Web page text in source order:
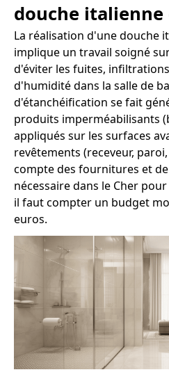
douche italienne
La réalisation d'une douche
implique un travail soigné
d'éviter les fuites,
d'humidité dans la salle de
d'étanchéification se fait
produits imperméabilisants
appliqués sur les surfaces
revêtements (receveur,
compte des fournitures et
nécessaire dans le Cher
il faut compter un budget
euros.